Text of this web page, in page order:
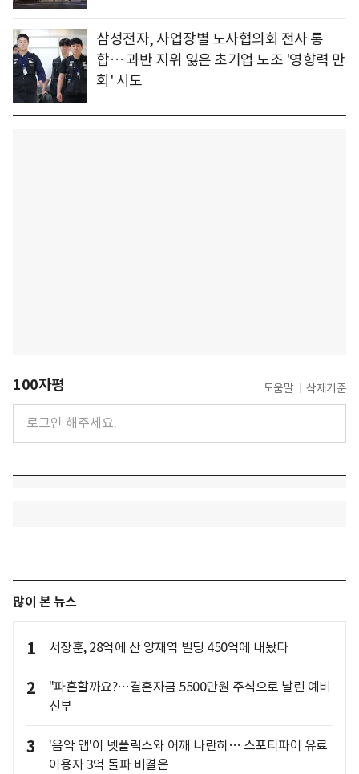
삼성전자, 사업장별 노사협의회 전사 통
합… 과반 지위 잃은 초기업 노조 '영향력 만
회' 시도
100자평 도움말 삭제기준
많이 본 뉴스
1 서장훈, 28억에 산 양재역 빌딩 450억에 내놨다
2
"파혼할까요?…결혼자금 5500만원 주식으로 날린 예비
신부
3
'음악 앱'이 넷플릭스와 어깨 나란히… 스포티파이 유료
이용자 3억 돌파 비결은